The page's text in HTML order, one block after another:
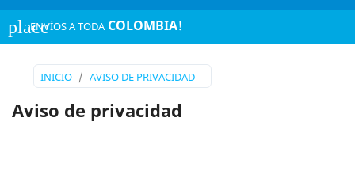
place¡ENVÍOS A TODA COLOMBIA!
INICIO AVISO DE PRIVACIDAD
Aviso de privacidad